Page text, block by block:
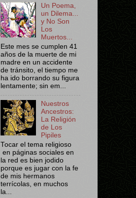
Un Poema,
un Dilema...
y No Son
Los
Muertos...
Este mes se cumplen 41
años de la muerte de mi
madre en un accidente
de tránsito, el tiempo me
ha ido borrando su figura
lentamente; sin em...
Nuestros
Ancestros:
La Religión
de Los
Pipiles
Tocar el tema religioso
en páginas sociales en
la red es bien jodido
porque es jugar con la fe
de mis hermanos
terrícolas, en muchos
la...